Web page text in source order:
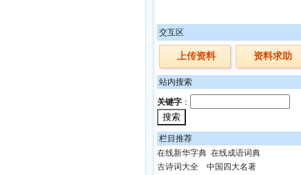
交互区
上传资料 资料求助
站内搜索
关键字 ：
栏目推荐
在线新华字典 在线成语词典
古诗词大全
中国四大名著